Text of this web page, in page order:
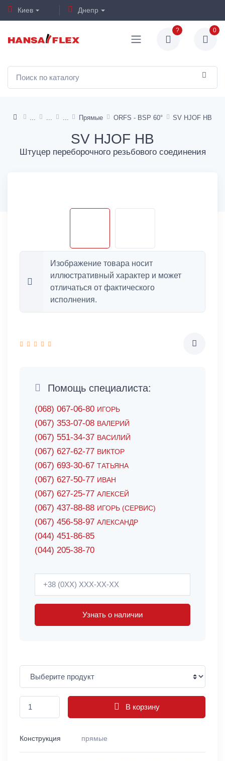
Киев Днепр
? 0
Прямые ORFS - BSP 60° SV HJOF HB
SV HJOF HB
Штуцер переборочного резьбового соединения
Изображение товара носит
иллюстративный характер и может
отличаться от фактического
исполнения.
Помощь специалиста:
(068) 067-06-80 ИГОРЬ
(067) 353-07-08 ВАЛЕРИЙ
(067) 551-34-37 ВАСИЛИЙ
(067) 627-62-77 ВИКТОР
(067) 693-30-67 ТАТЬЯНА
(067) 627-50-77 ИВАН
(067) 627-25-77 АЛЕКСЕЙ
(067) 437-88-88 ИГОРЬ (СЕРВИС)
(067) 456-58-97 АЛЕКСАНДР
(044) 451-86-85
(044) 205-38-70
Узнать о наличии
В корзину
Конструкция прямые